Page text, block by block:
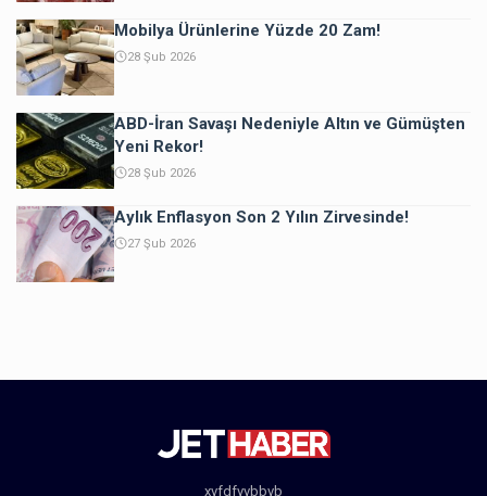
Mobilya Ürünlerine Yüzde 20 Zam!
28 Şub 2026
ABD-İran Savaşı Nedeniyle Altın ve Gümüşten
Yeni Rekor!
28 Şub 2026
Aylık Enflasyon Son 2 Yılın Zirvesinde!
27 Şub 2026
xvfdfvvbbvb